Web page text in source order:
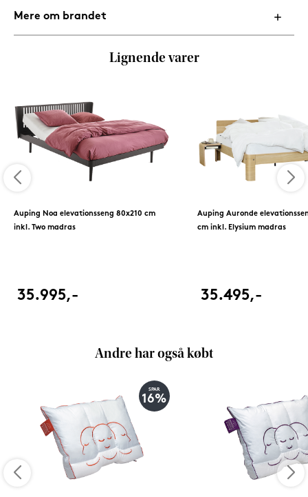
Mere om brandet
Lignende varer
Auping Noa elevationsseng 80x210 cm
inkl. Two madras
35.995,-
Auping Auronde
cm inkl. Elysium madras
35.495,-
Andre har også købt
SPAR
16%